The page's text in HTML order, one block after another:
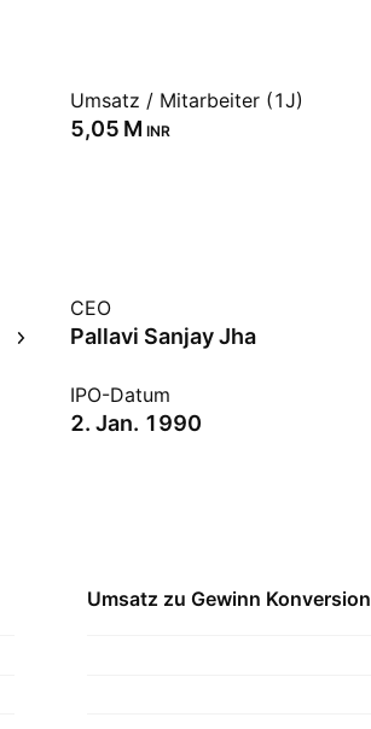
Umsatz / Mitarbeiter (1J)
‪5,05 M‬ INR
CEO
Pallavi Sanjay Jha
IPO-Datum
2. Jan. 1990
Umsatz zu Gewinn Konversion